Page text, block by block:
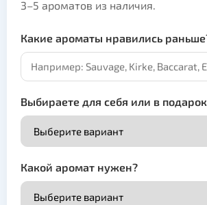
3–5 ароматов из наличия.
Какие ароматы нравились
Выбираете для себя или в
Какой аромат нужен?